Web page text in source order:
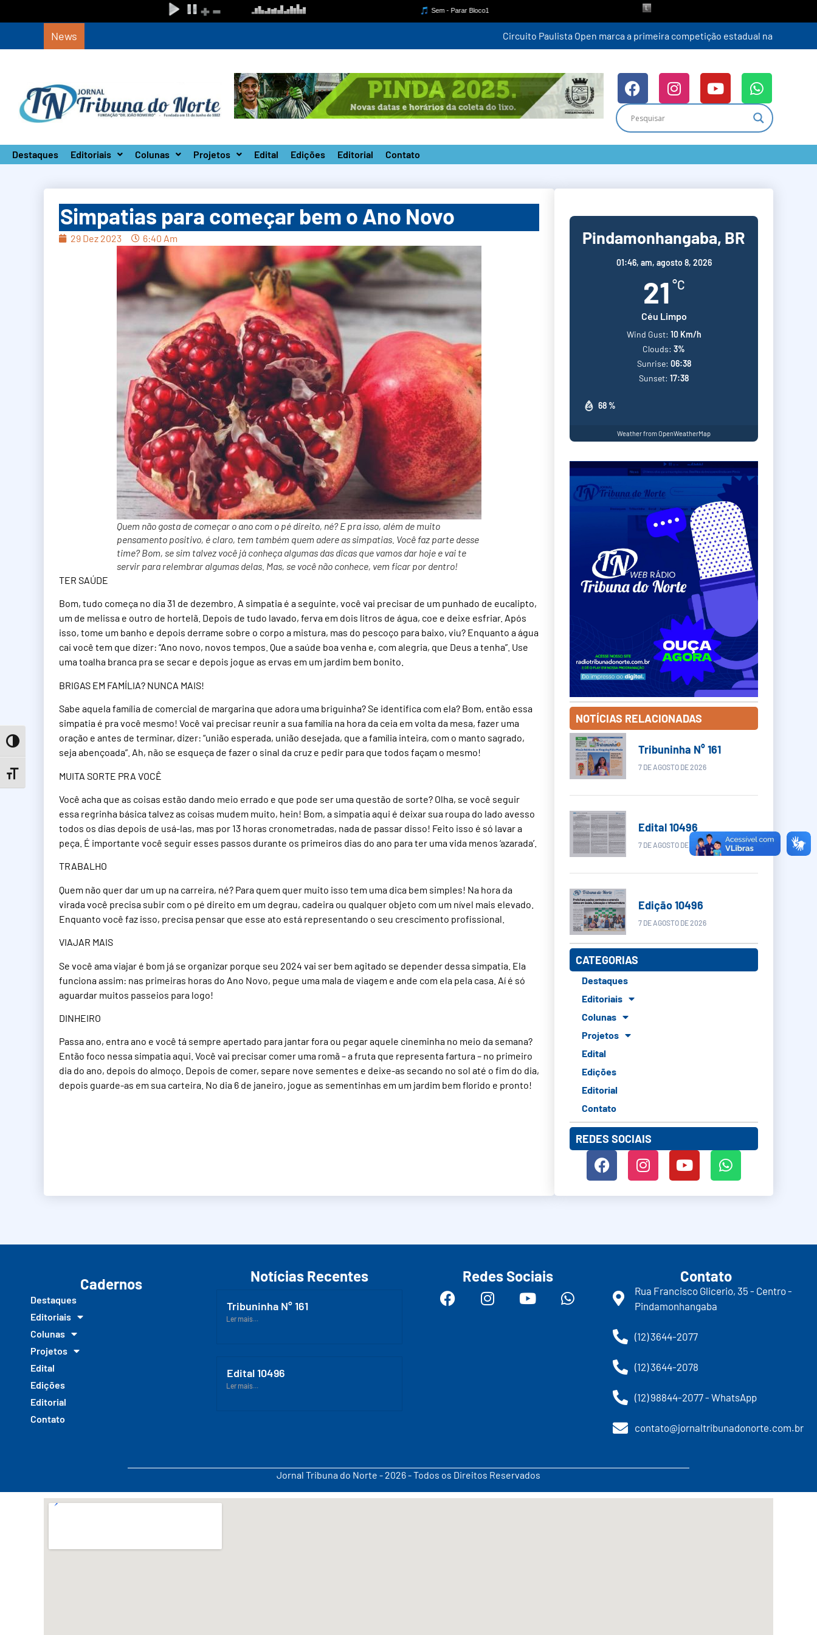
Toggle High Contrast
Toggle Font size
News
Destaques Editoriais Colunas Projetos Edital Edições Editorial Contato
Simpatias para começar bem o Ano Novo
29 Dez 2023 6:40 Am
Quem não gosta de começar o ano com o pé direito, né? E pra isso, além de muito
pensamento positivo, é claro, tem também quem adere as simpatias. Você faz parte desse
time? Bom, se sim talvez você já conheça algumas das dicas que vamos dar hoje e vai te
servir para relembrar algumas delas. Mas, se você não conhece, vem ficar por dentro!
TER SAÚDE
Bom, tudo começa no dia 31 de dezembro. A simpatia é a seguinte, você vai precisar de um punhado de eucalipto,
um de melissa e outro de hortelã. Depois de tudo lavado, ferva em dois litros de água, coe e deixe esfriar. Após
isso, tome um banho e depois derrame sobre o corpo a mistura, mas do pescoço para baixo, viu? Enquanto a água
cai você tem que dizer: “Ano novo, novos tempos. Que a saúde boa venha e, com alegria, que Deus a tenha”. Use
uma toalha branca pra se secar e depois jogue as ervas em um jardim bem bonito.
BRIGAS EM FAMÍLIA? NUNCA MAIS!
Sabe aquela família de comercial de margarina que adora uma briguinha? Se identifica com ela? Bom, então essa
simpatia é pra você mesmo! Você vai precisar reunir a sua família na hora da ceia em volta da mesa, fazer uma
oração e antes de terminar, dizer: “união esperada, união desejada, que a família inteira, com o manto sagrado,
seja abençoada”. Ah, não se esqueça de fazer o sinal da cruz e pedir para que todos façam o mesmo!
MUITA SORTE PRA VOCÊ
Você acha que as coisas estão dando meio errado e que pode ser uma questão de sorte? Olha, se você seguir
essa regrinha básica talvez as coisas mudem muito, hein! Bom, a simpatia aqui é deixar sua roupa do lado avesso
todos os dias depois de usá-las, mas por 13 horas cronometradas, nada de passar disso! Feito isso é só lavar a
peça. É importante você seguir esses passos durante os primeiros dias do ano para ter uma vida menos ‘azarada’.
TRABALHO
Quem não quer dar um up na carreira, né? Para quem quer muito isso tem uma dica bem simples! Na hora da
virada você precisa subir com o pé direito em um degrau, cadeira ou qualquer objeto com um nível mais elevado.
Enquanto você faz isso, precisa pensar que esse ato está representando o seu crescimento profissional.
VIAJAR MAIS
Se você ama viajar é bom já se organizar porque seu 2024 vai ser bem agitado se depender dessa simpatia. Ela
funciona assim: nas primeiras horas do Ano Novo, pegue uma mala de viagem e ande com ela pela casa. Aí é só
aguardar muitos passeios para logo!
DINHEIRO
Passa ano, entra ano e você tá sempre apertado para jantar fora ou pegar aquele cineminha no meio da semana?
Então foco nessa simpatia aqui. Você vai precisar comer uma romã – a fruta que representa fartura – no primeiro
dia do ano, depois do almoço. Depois de comer, separe nove sementes e deixe-as secando no sol até o fim do dia,
depois guarde-as em sua carteira. No dia 6 de janeiro, jogue as sementinhas em um jardim bem florido e pronto!
Pindamonhangaba, BR
01:46, am, agosto 8, 2026
21 °C
Céu Limpo
68 %
Wind Gust: 10 Km/h
Clouds: 3%
Sunrise: 06:38
Sunset: 17:38
Weather from OpenWeatherMap
NOTÍCIAS RELACIONADAS
Tribuninha N° 161
7 DE AGOSTO DE 2026
Edital 10496
7 DE AGOSTO DE 2026
Edição 10496
7 DE AGOSTO DE 2026
CATEGORIAS
Destaques
Editoriais
Colunas
Projetos
Edital
Edições
Editorial
Contato
REDES SOCIAIS
Cadernos
Destaques
Editoriais
Colunas
Projetos
Edital
Edições
Editorial
Contato
Notícias Recentes
Tribuninha N° 161
Ler mais...
Edital 10496
Ler mais...
Redes Sociais Contato
Rua Francisco Glicerio, 35 - Centro -
Pindamonhangaba
(12) 3644-2077
(12) 3644-2078
(12) 98844-2077 - WhatsApp
contato@jornaltribunadonorte.com.br
Jornal Tribuna do Norte - 2026 - Todos os Direitos Reservados